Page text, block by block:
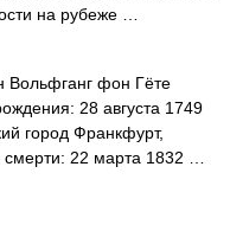
на рубеже …
Вольфганг фон Гёте
28 августа 1749
город Франкфурт,
22 марта 1832 …